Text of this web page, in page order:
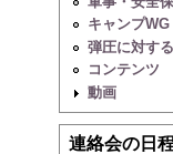
キャンプWG
弾圧に対す
コンテンツ
動画
連絡会の日